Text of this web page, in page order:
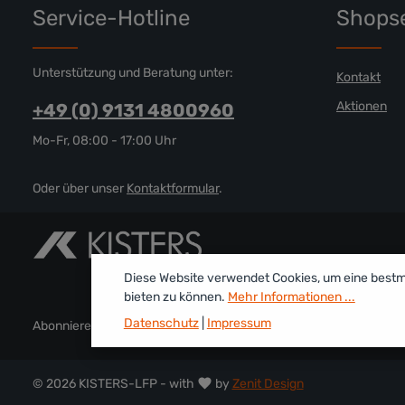
Service-Hotline
Unterstützung und Beratung unter:
+49 (0) 9131 4800960
Mo-Fr, 08:00 - 17:00 Uhr
Oder über unser Kontaktformular.
Kontakt
Aktionen
Abonnieren Sie den kostenlosen Newsletter und verpassen Sie
© 2026 KISTERS-LFP - with by Zenit Design
Diese Website verwendet Cookies, um eine
bieten zu können. Mehr Informationen ...
Datenschutz| Impressum